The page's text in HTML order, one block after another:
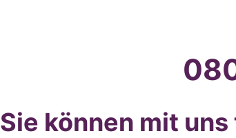
Sie können mit